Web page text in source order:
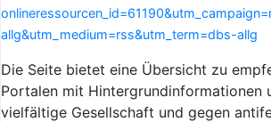
allg&utm_medium=rss&utm_term=dbs-allg
Die Seite bietet eine Übersicht zu
Portalen mit Hintergrundinformationen
vielfältige Gesellschaft und gegen